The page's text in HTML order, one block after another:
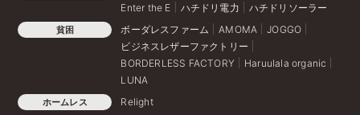
Enter the E
ハチドリ電力 ハチドリソーラー
貧困 ボーダレスファーム AMOMA
JOGGO
ビジネスレザーファクトリー
BORDERLESS FACTORY
Haruulala organic
LUNA
ホームレス Relight